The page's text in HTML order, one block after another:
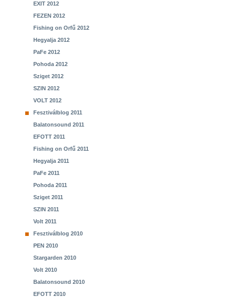
EXIT 2012
FEZEN 2012
Fishing on Orfű 2012
Hegyalja 2012
PaFe 2012
Pohoda 2012
Sziget 2012
SZIN 2012
VOLT 2012
Fesztiválblog 2011
Balatonsound 2011
EFOTT 2011
Fishing on Orfű 2011
Hegyalja 2011
PaFe 2011
Pohoda 2011
Sziget 2011
SZIN 2011
Volt 2011
Fesztiválblog 2010
PEN 2010
Stargarden 2010
Volt 2010
Balatonsound 2010
EFOTT 2010